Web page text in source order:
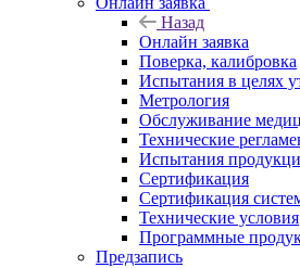
Назад
Онлайн заявка
Поверка, калибровка
Испытания в целях
Метрология
Обслуживание
Технические
Испытания
Сертификация
Сертификация
Технические условия
Программные
Предзапись